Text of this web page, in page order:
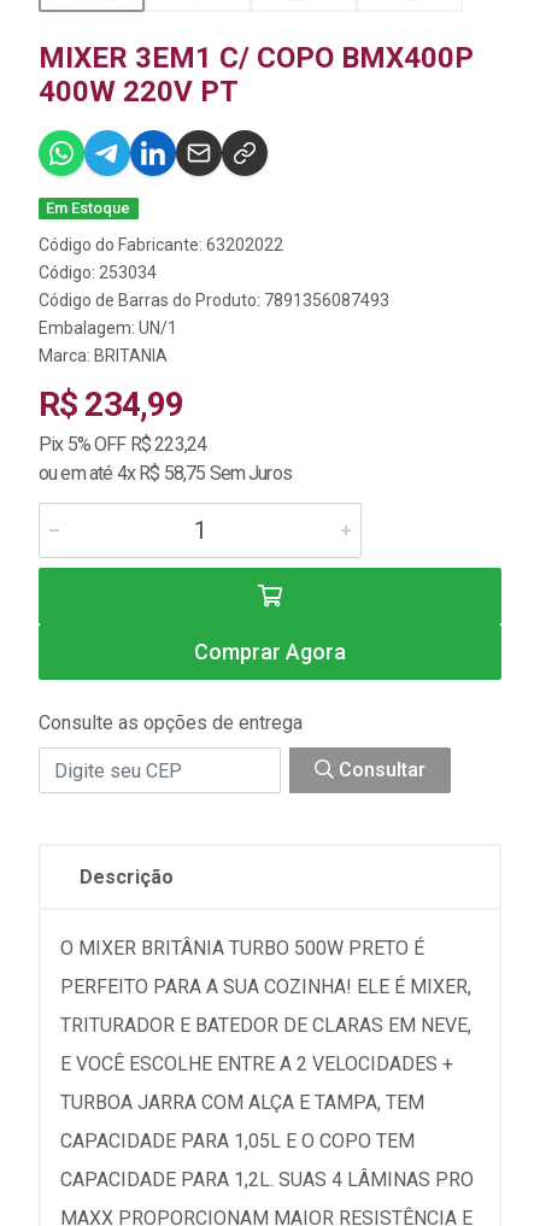
MIXER 3EM1 C/ COPO BMX400P
400W 220V PT
Em Estoque
Código do Fabricante: 63202022
Código: 253034
Código de Barras do Produto: 7891356087493
Embalagem: UN/1
Marca: BRITANIA
R$ 234,99
Pix 5% OFF R$ 223,24
ou em até 4x R$ 58,75 Sem Juros
Comprar Agora
Consulte as opções de entrega
Consultar
Descrição
O MIXER BRITÂNIA TURBO 500W PRETO É
PERFEITO PARA A SUA COZINHA! ELE É MIXER,
TRITURADOR E BATEDOR DE CLARAS EM NEVE,
E VOCÊ ESCOLHE ENTRE A 2 VELOCIDADES +
TURBOA JARRA COM ALÇA E TAMPA, TEM
CAPACIDADE PARA 1,05L E O COPO TEM
CAPACIDADE PARA 1,2L. SUAS 4 LÂMINAS PRO
MAXX PROPORCIONAM MAIOR RESISTÊNCIA E